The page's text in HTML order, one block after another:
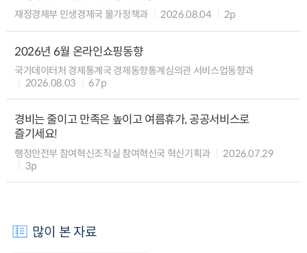
재정경제부 민생경제국 물가정책과 2026.08.04 2p
2026년 6월 온라인쇼핑동향
국가데이터처 경제통계국 경제동향통계심의관 서비스업동향과
2026.08.03
67p
경비는 줄이고 만족은 높이고 여름휴가, 공공서비스로
즐기세요!
행정안전부 참여혁신조직실 참여혁신국 혁신기획과
2026.07.29
3p
많이 본 자료